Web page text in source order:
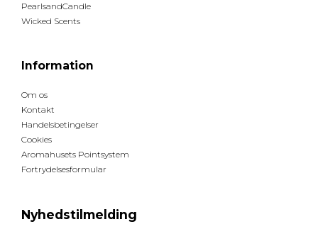
PearlsandCandle
Wicked Scents
Information
Om os
Kontakt
Handelsbetingelser
Cookies
Aromahusets Pointsystem
Fortrydelsesformular
Nyhedstilmelding